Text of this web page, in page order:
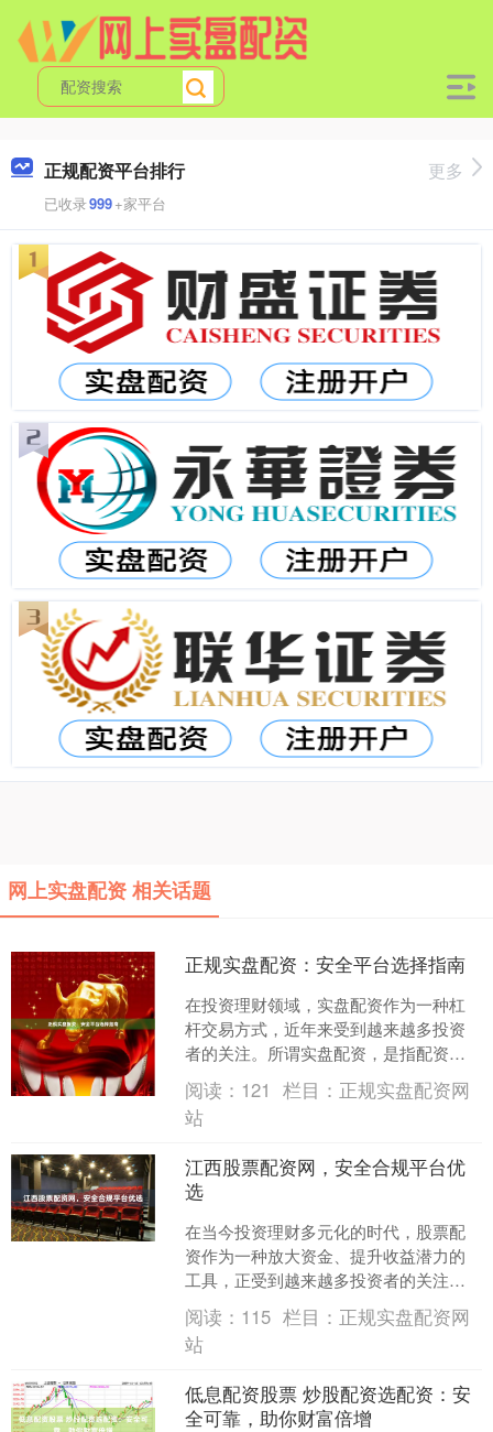
正规配资平台排行
已收录999+家平台
更多
网上实盘配资 相关话题
正规实盘配资：安全平台选择指南
在投资理财领域，实盘配资作为一种杠
杆交易方式，近年来受到越来越多投资
者的关注。所谓实盘配资，是指配资公
司提供真实交易账户，投资者使用该账
户进行股票买卖，资金由配....
阅读： 121 栏目： 正规实盘配资网
站
江西股票配资网，安全合规平台优
选
在当今投资理财多元化的时代，股票配
资作为一种放大资金、提升收益潜力的
工具，正受到越来越多投资者的关注。
对于江西地区的投资者而言，选择一家
安全合规的股票配资平台，....
阅读： 115 栏目： 正规实盘配资网
站
低息配资股票 炒股配资选配资：安
全可靠，助你财富倍增